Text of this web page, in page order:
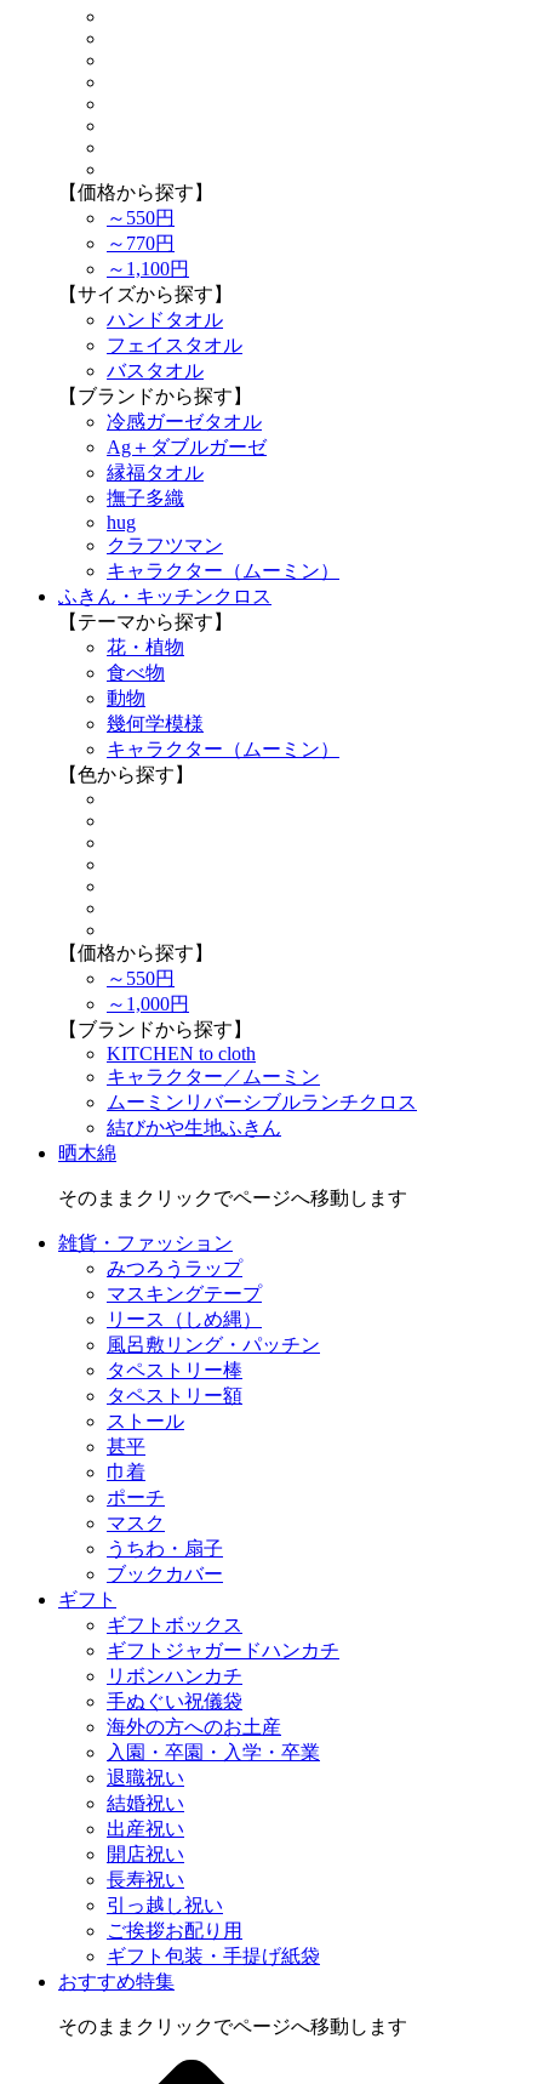
【価格から探す】
～550円
～770円
～1,100円
【サイズから探す】
ハンドタオル
フェイスタオル
バスタオル
【ブランドから探す】
冷感ガーゼタオル
Ag＋ダブルガーゼ
縁福タオル
撫子多織
hug
クラフツマン
キャラクター（ムーミン）
ふきん・キッチンクロス
【テーマから探す】
花・植物
食べ物
動物
幾何学模様
キャラクター（ムーミン）
【色から探す】
【価格から探す】
～550円
～1,000円
【ブランドから探す】
KITCHEN to cloth
キャラクター／ムーミン
ムーミンリバーシブルランチクロス
結びかや生地ふきん
晒木綿
そのままクリックでページへ移動します
雑貨・ファッション
みつろうラップ
マスキングテープ
リース（しめ縄）
風呂敷リング・パッチン
タペストリー棒
タペストリー額
ストール
甚平
巾着
ポーチ
マスク
うちわ・扇子
ブックカバー
ギフト
ギフトボックス
ギフトジャガードハンカチ
リボンハンカチ
手ぬぐい祝儀袋
海外の方へのお土産
入園・卒園・入学・卒業
退職祝い
結婚祝い
出産祝い
開店祝い
長寿祝い
引っ越し祝い
ご挨拶お配り用
ギフト包装・手提げ紙袋
おすすめ特集
そのままクリックでページへ移動します